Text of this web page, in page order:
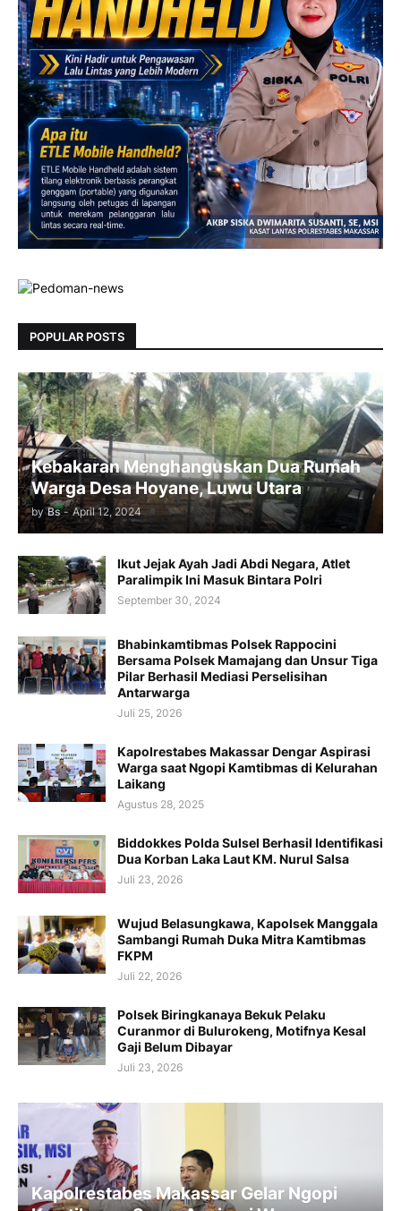
POPULAR POSTS
Kebakaran Menghanguskan Dua Rumah
Warga Desa Hoyane, Luwu Utara
by Bs - April 12, 2024
Ikut Jejak Ayah Jadi Abdi Negara, Atlet
Paralimpik Ini Masuk Bintara Polri
September 30, 2024
Bhabinkamtibmas Polsek Rappocini
Bersama Polsek Mamajang dan Unsur Tiga
Pilar Berhasil Mediasi Perselisihan
Antarwarga
Juli 25, 2026
Kapolrestabes Makassar Dengar Aspirasi
Warga saat Ngopi Kamtibmas di Kelurahan
Laikang
Agustus 28, 2025
Biddokkes Polda Sulsel Berhasil Identifikasi
Dua Korban Laka Laut KM. Nurul Salsa
Juli 23, 2026
Wujud Belasungkawa, Kapolsek Manggala
Sambangi Rumah Duka Mitra Kamtibmas
FKPM
Juli 22, 2026
Polsek Biringkanaya Bekuk Pelaku
Curanmor di Bulurokeng, Motifnya Kesal
Gaji Belum Dibayar
Juli 23, 2026
Kapolrestabes Makassar Gelar Ngopi